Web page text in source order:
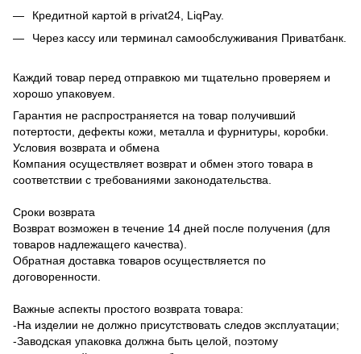
Кредитной картой в privat24, LiqPay.
Через кассу или терминал самообслуживания Приватбанк.
Каждий товар перед отправкою ми тщательно проверяем и
хорошо упаковуем.
Гарантия не распространяется на товар получивший
потертости, дефекты кожи, металла и фурнитуры, коробки.
Условия возврата и обмена
Компания осуществляет возврат и обмен этого товара в
соответствии с требованиями законодательства.
Сроки возврата
Возврат возможен в течение 14 дней после получения (для
товаров надлежащего качества).
Обратная доставка товаров осуществляется по
договоренности.
Важные аспекты простого возврата товара:
-На изделии не должно присутствовать следов эксплуатации;
-Заводская упаковка должна быть целой, поэтому